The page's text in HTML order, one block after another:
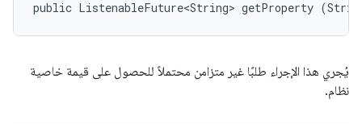
public ListenableFuture<String> getProperty
يُجري هذا الإجراء طلبًا غير متزامن محتملاً للحصول على قيمة خاصية
نظام.